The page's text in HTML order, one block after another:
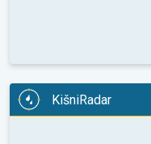
KišniRadar